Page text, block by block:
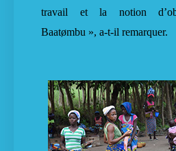
travail et la notion
Baatømbu », a-t-il remarquer.